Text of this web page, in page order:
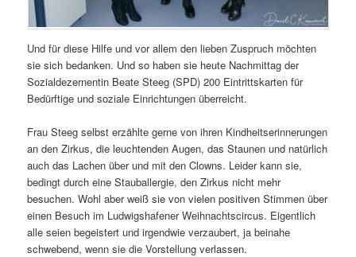
Und für diese Hilfe und vor allem den lieben Zuspruch möchten
sie sich bedanken. Und so haben sie heute Nachmittag der
Sozialdezernentin Beate Steeg (SPD) 200 Eintrittskarten für
Bedürftige und soziale Einrichtungen überreicht.
Frau Steeg selbst erzählte gerne von ihren Kindheitserinnerungen
an den Zirkus, die leuchtenden Augen, das Staunen und natürlich
auch das Lachen über und mit den Clowns. Leider kann sie,
bedingt durch eine Stauballergie, den Zirkus nicht mehr
besuchen. Wohl aber weiß sie von vielen positiven Stimmen über
einen Besuch im Ludwigshafener Weihnachtscircus. Eigentlich
alle seien begeistert und irgendwie verzaubert, ja beinahe
schwebend, wenn sie die Vorstellung verlassen.